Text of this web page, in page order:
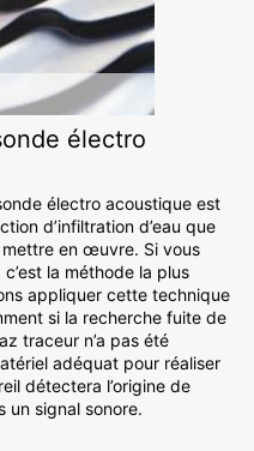
électro
électro acoustique est
d’infiltration d’eau que
mettre en œuvre. Si vous
la méthode la plus
appliquer cette technique
si la recherche fuite de
traceur n’a pas été
adéquat pour réaliser
détectera l’origine de
un signal sonore.